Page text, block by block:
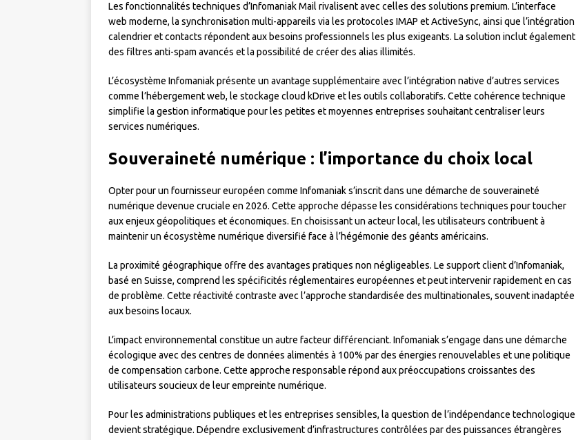
Les fonctionnalités techniques d’Infomaniak Mail rivalisent avec celles des solutions premium. L’interface
web moderne, la synchronisation multi-appareils via les protocoles IMAP et ActiveSync, ainsi que l’intégration
calendrier et contacts répondent aux besoins professionnels les plus exigeants. La solution inclut également
des filtres anti-spam avancés et la possibilité de créer des alias illimités.
L’écosystème Infomaniak présente un avantage supplémentaire avec l’intégration native d’autres services
comme l’hébergement web, le stockage cloud kDrive et les outils collaboratifs. Cette cohérence technique
simplifie la gestion informatique pour les petites et moyennes entreprises souhaitant centraliser leurs
services numériques.
Souveraineté numérique : l’importance du choix local
Opter pour un fournisseur européen comme Infomaniak s’inscrit dans une démarche de souveraineté
numérique devenue cruciale en 2026. Cette approche dépasse les considérations techniques pour toucher
aux enjeux géopolitiques et économiques. En choisissant un acteur local, les utilisateurs contribuent à
maintenir un écosystème numérique diversifié face à l’hégémonie des géants américains.
La proximité géographique offre des avantages pratiques non négligeables. Le support client d’Infomaniak,
basé en Suisse, comprend les spécificités réglementaires européennes et peut intervenir rapidement en cas
de problème. Cette réactivité contraste avec l’approche standardisée des multinationales, souvent inadaptée
aux besoins locaux.
L’impact environnemental constitue un autre facteur différenciant. Infomaniak s’engage dans une démarche
écologique avec des centres de données alimentés à 100% par des énergies renouvelables et une politique
de compensation carbone. Cette approche responsable répond aux préoccupations croissantes des
utilisateurs soucieux de leur empreinte numérique.
Pour les administrations publiques et les entreprises sensibles, la question de l’indépendance technologique
devient stratégique. Dépendre exclusivement d’infrastructures contrôlées par des puissances étrangères